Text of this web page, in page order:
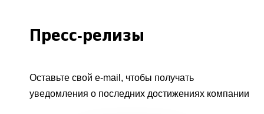
Пресс-релизы
Оставьте свой e-mail, чтобы получать
уведомления о последних достижениях компании